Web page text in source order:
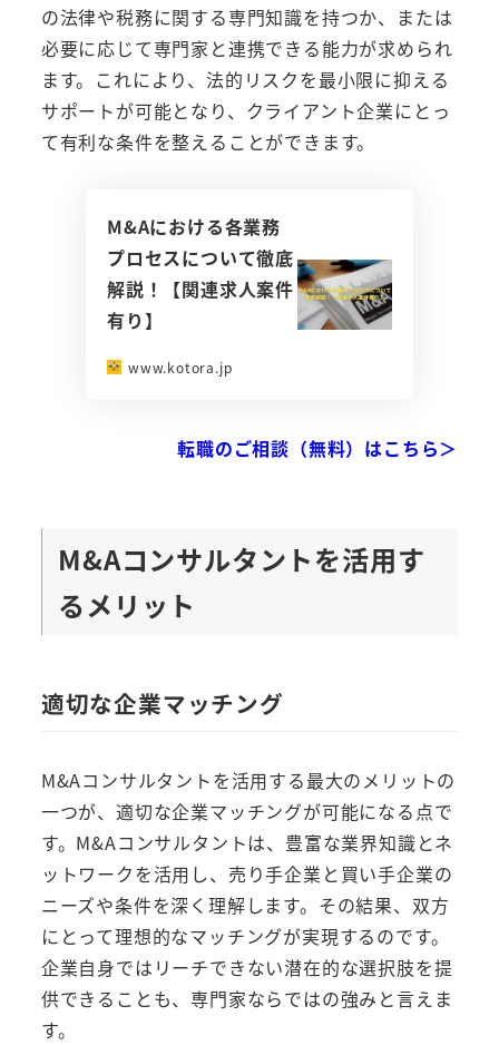
の法律や税務に関する専門知識を持つか、または
必要に応じて専門家と連携できる能力が求められ
ます。これにより、法的リスクを最小限に抑える
サポートが可能となり、クライアント企業にとっ
て有利な条件を整えることができます。
M&Aにおける各業務
プロセスについて徹底
解説！【関連求人案件
有り】
www.kotora.jp
転職のご相談（無料）はこちら＞
M&Aコンサルタントを活用す
るメリット
適切な企業マッチング
M&Aコンサルタントを活用する最大のメリットの
一つが、適切な企業マッチングが可能になる点で
す。M&Aコンサルタントは、豊富な業界知識とネ
ットワークを活用し、売り手企業と買い手企業の
ニーズや条件を深く理解します。その結果、双方
にとって理想的なマッチングが実現するのです。
企業自身ではリーチできない潜在的な選択肢を提
供できることも、専門家ならではの強みと言えま
す。